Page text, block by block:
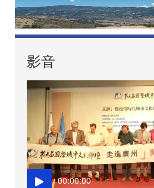
影音
00:00:00